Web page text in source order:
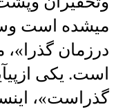
میشده است
درزمان
است. یکی
گذراست»،